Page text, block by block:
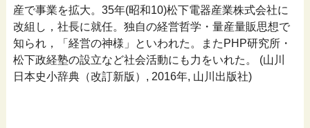
産で事業を拡大。35年(昭和10)松下電器産業株式会社に
改組し，社長に就任。独自の経営哲学・量産量販思想で
知られ，「経営の神様」といわれた。またPHP研究所・
松下政経塾の設立など社会活動にも力をいれた。 (山川
日本史小辞典（改訂新版）, 2016年, 山川出版社)